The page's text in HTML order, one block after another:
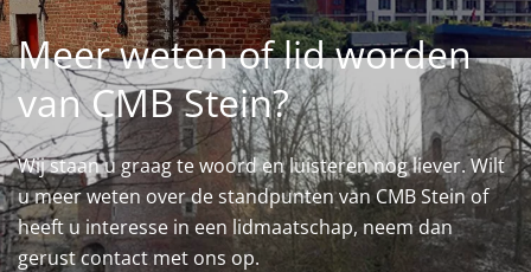
Meer weten of lid worden
van CMB Stein?
Wij staan u graag te woord en luisteren nog liever. Wilt
u meer weten over de standpunten van CMB Stein of
heeft u interesse in een lidmaatschap, neem dan
gerust contact met ons op.